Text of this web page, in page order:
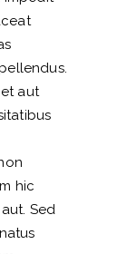
aut
hic
Sed